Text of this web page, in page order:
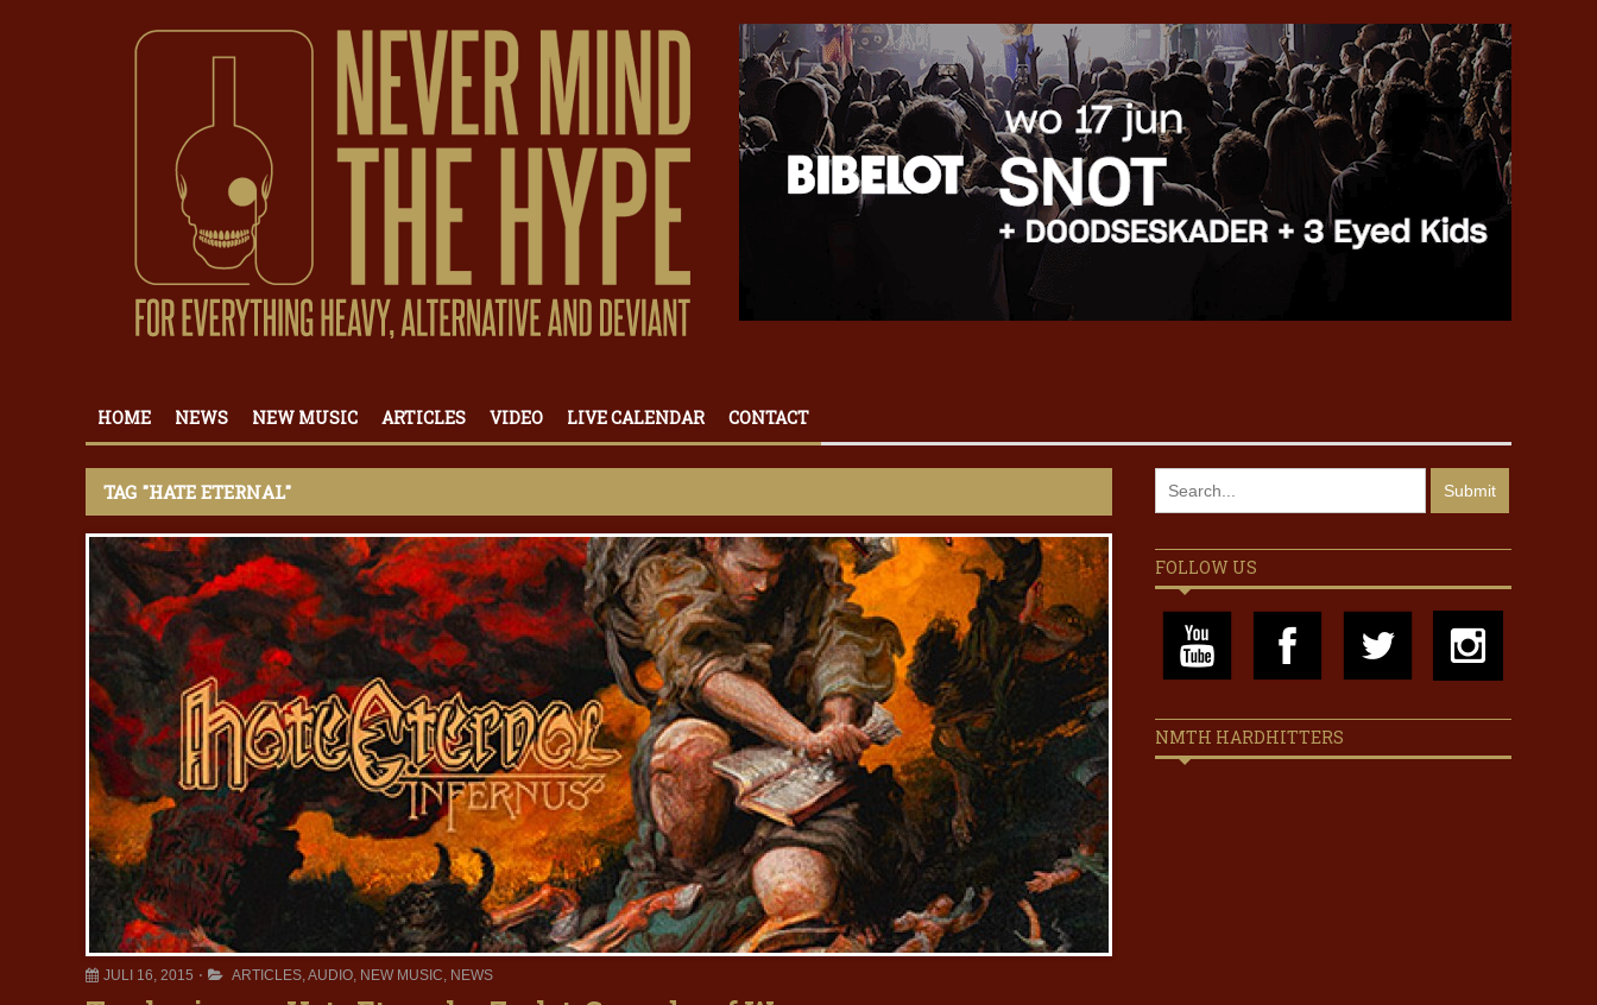
HOME NEWS NEW MUSIC ARTICLES VIDEO LIVE CALENDAR CONTACT
TAG "HATE ETERNAL"
JULI 16, 2015 ARTICLES,AUDIO, NEW MUSIC, NEWS
FOLLOW US
NMTH HARDHITTERS